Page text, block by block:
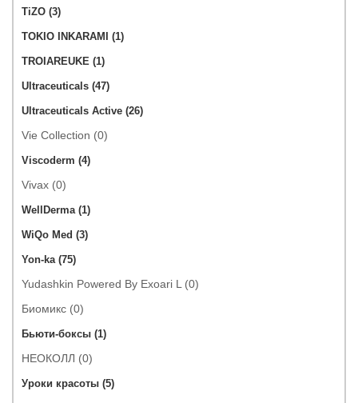
TiZO (3)
TOKIO INKARAMI (1)
TROIAREUKE (1)
Ultraceuticals (47)
Ultraceuticals Active (26)
Vie Collection (0)
Viscoderm (4)
Vivax (0)
WellDerma (1)
WiQo Med (3)
Yon-ka (75)
Yudashkin Powered By Exoari L (0)
Биомикс (0)
Бьюти-боксы (1)
НЕОКОЛЛ (0)
Уроки красоты (5)